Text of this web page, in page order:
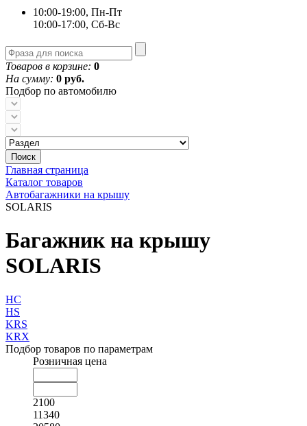
10:00-19:00, Пн-Пт
10:00-17:00, Сб-Вс
Товаров в корзине: 0
На сумму: 0 руб.
Подбор по автомобилю
Поиск
Главная страница
Каталог товаров
Автобагажники на крышу
SOLARIS
Багажник на крышу
SOLARIS
HC
HS
KRS
KRX
Подбор товаров по параметрам
Розничная цена
2100
11340